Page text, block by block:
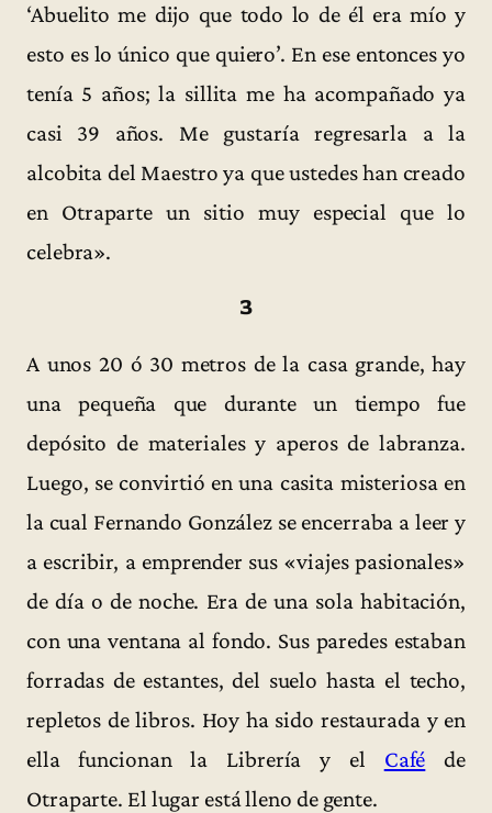
‘Abuelito me dijo que todo lo de él era mío y
esto es lo único que quiero’. En ese entonces yo
tenía 5 años; la sillita me ha acompañado ya
casi 39 años. Me gustaría regresarla a la
alcobita del Maestro ya que ustedes han creado
en Otraparte un sitio muy especial que lo
celebra».
3
A unos 20 ó 30 metros de la casa grande, hay
una pequeña que durante un tiempo fue
depósito de materiales y aperos de labranza.
Luego, se convirtió en una casita misteriosa en
la cual Fernando González se encerraba a leer y
a escribir, a emprender sus «viajes pasionales»
de día o de noche. Era de una sola habitación,
con una ventana al fondo. Sus paredes estaban
forradas de estantes, del suelo hasta el techo,
repletos de libros. Hoy ha sido restaurada y en
ella funcionan la Librería y el Café de
Otraparte. El lugar está lleno de gente.